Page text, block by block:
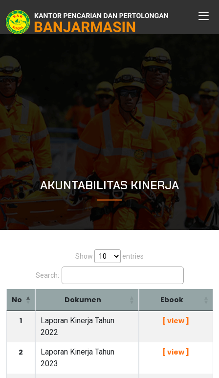
AKUNTABILITAS KINERJA
Show entries
Search:
No Dokumen Ebook
1
Laporan Kinerja Tahun
2022
[ view ]
2
Laporan Kinerja Tahun
2023
[ view ]